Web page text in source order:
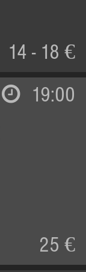
14 - 18 €
19:00
25 €